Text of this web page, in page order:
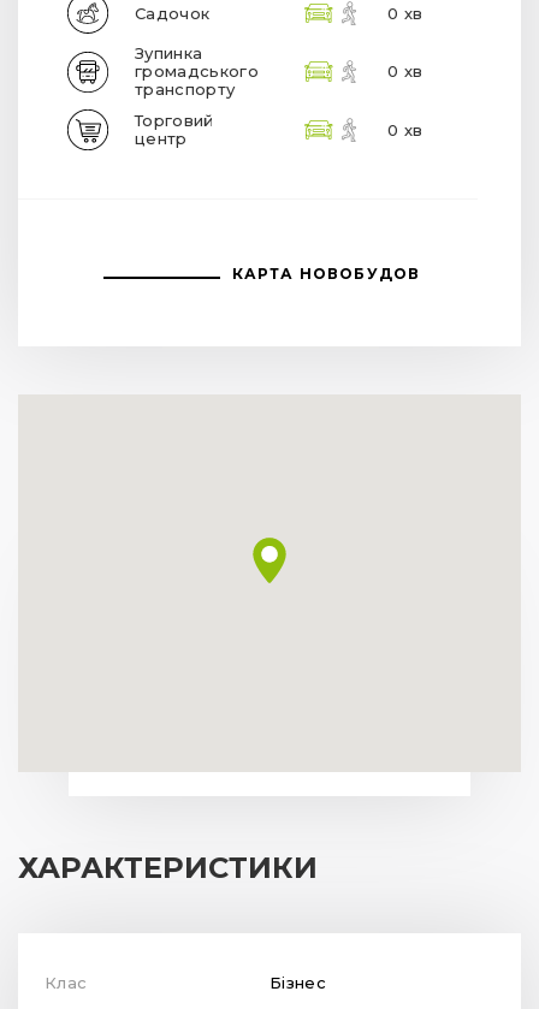
Садочок 0 хв
Зупинка
громадського
транспорту
0 хв
Торговий
центр
0 хв
КАРТА НОВОБУДОВ
ХАРАКТЕРИСТИКИ
Клас Бізнес